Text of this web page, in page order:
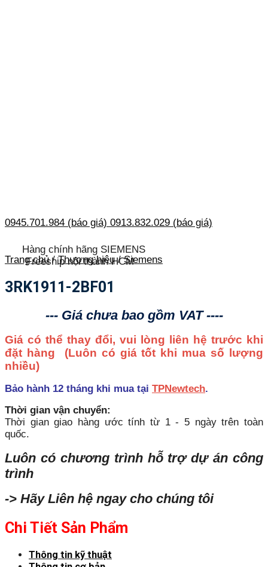
0945.701.984 (báo giá) 0913.832.029 (báo giá)
Hàng chính hãng SIEMENS
Freeship nội thành HCM
Trang chủ / Thương hiệu / Siemens
3RK1911-2BF01
--- Giá chưa bao gồm VAT ----
Giá có thể thay đổi, vui lòng liên hệ trước khi
đặt hàng (Luôn có giá tốt khi mua số lượng
nhiều)
Bảo hành 12 tháng khi mua tại TPNewtech.
Thời gian vận chuyển:
Thời gian giao hàng ước tính từ 1 - 5 ngày trên toàn
quốc.
Luôn có chương trình hỗ trợ dự án công
trình
-> Hãy Liên hệ ngay cho chúng tôi
Chi Tiết Sản Phẩm
Thông tin kỹ thuật